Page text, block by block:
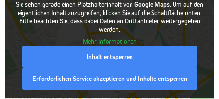
Sie sehen gerade einen Platzhalterinhalt vonGoogle Maps. Um auf den
eigentlichen Inhalt zuzugreifen, klicken Sie auf die Schaltfläche unten.
Bitte beachten Sie, dass dabei Daten an Drittanbieter weitergegeben
werden.
Mehr Informationen
Inhalt entsperren
Erforderlichen Service akzeptieren und Inhalte entsperren